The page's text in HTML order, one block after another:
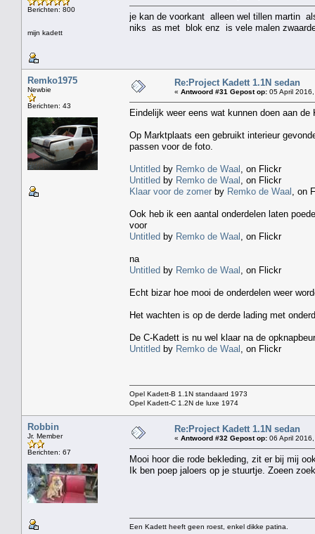
Berichten: 800
mijn kadett
je kan de voorkant alleen wel tillen martin
niks as met blok enz is vele malen
Remko1975
Newbie
Berichten: 43
Re:Project Kadett 1.1N sedan
« Antwoord #31 Gepost op: 05 April
Eindelijk weer eens wat kunnen doen aan de
Op Marktplaats een gebruikt interieur
passen voor de foto.
Untitled by Remko de Waal , on Flickr
Untitled by Remko de Waal , on Flickr
Klaar voor de zomer by Remko de Waal , on
Ook heb ik een aantal onderdelen laten
voor
Untitled by Remko de Waal , on Flickr
na
Untitled by Remko de Waal , on Flickr
Echt bizar hoe mooi de onderdelen weer
Het wachten is op de derde lading met
De C-Kadett is nu wel klaar na de
Untitled by Remko de Waal , on Flickr
Opel Kadett-B 1.1N standaard 1973
Opel Kadett-C 1.2N de luxe 1974
Robbin
Jr. Member
Berichten: 67
Re:Project Kadett 1.1N sedan
« Antwoord #32 Gepost op: 06 April
Mooi hoor die rode bekleding, zit er bij mij
Ik ben poep jaloers op je stuurtje. Zoeen
Een Kadett heeft geen roest, enkel dikke patina.